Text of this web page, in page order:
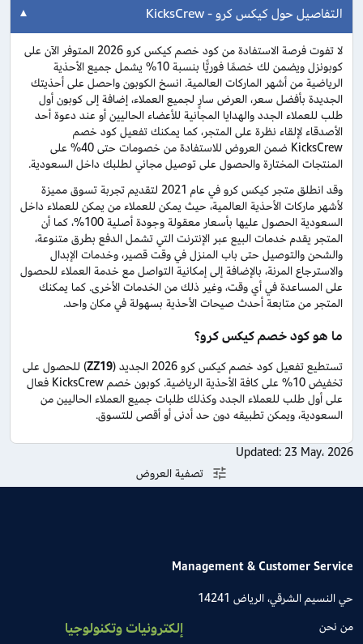
التفاصيل حول كيكس كرو - KicksCrew
لا تفوت فرصة الاستفادة من كود خصم كيكس كرو 2026 المتوفر الآن على
كوبونزل ويضمن لك خصمًا فوريًّا بنسبة 10% يشمل جميع الأحذية
الرياضية من أشهر الماركات العالمية. انسخ الكوبون واحصل على أحذيتك
الجديدة بأفضل سعر، العرض سارٍ لجميع العملاء، إضافة إلى كوبون أول
طلب للعملاء الجدد والهدايا المجانية للأعضاء الحاليين أو عند دعوة أحد
الأصدقاء لإلقاء نظرة على المتجر، كما يمكنك تفعيل كود خصم
KicksCrew ضمن العروض للاستفادة من خصومات حتى 40% على
المنتجات المختارة والحصول على توصيل مجاني لطلبك داخل السعودية.
وقد انطلق متجر كيكس كرو في عام 2021 لتقديم تجربة تسوق مميزة
لأشهر ماركات الأحذية العالمية، حيث يمكن للعملاء من يمكن للعملاء داخل
السعودية الحصول عليها بأسعار معقولة وجودة أصلية 100%، كما أن
المتجر يقدم خدمات البيع عبر الإنترنت التي تشمل الدفع بطرق متنوعة،
والشحن والتوصيل حتى باب المنزل في وقت قصير، وخدمات الإبدال
والاسترجاع المرنة، بالإضافة إلى إمكانية التواصل مع خدمة العملاء للحصول
على المساعدة في أي وقت، وغير ذلك من الخدمات الأخرى. كما يمكنك
المتجر من متابعة أحدث صيحات الأحذية بسهولة في مكان واحد.
ما هو كود خصم كيكس كرو؟
تستطيع تفعيل كود خصم كيكس كرو 2026 الجديد ( ZZ19) للحصول على
تخفيض 10% على كافة الأحذية الرياضية. كوبون خصم KicksCrew فعال
على أول طلب للعملاء الجدد وكذلك طلبات جميع العملاء الحاليين من
السعودية، ويمكن تطبيقه دون حد أدنى أو أقصى للتسوق.
Updated: 23 May، 2026
تصفية العروض
Management & Customer Service
حي النسيم الشرقي، الرياض 14241
من نحن
إلكترونيات وتكنولوجيا